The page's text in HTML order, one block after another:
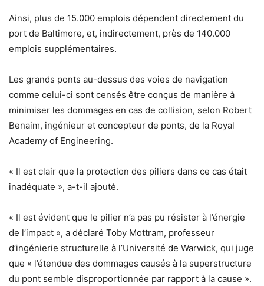
Ainsi, plus de 15.000 emplois dépendent directement du
port de Baltimore, et, indirectement, près de 140.000
emplois supplémentaires.
Les grands ponts au-dessus des voies de navigation
comme celui-ci sont censés être conçus de manière à
minimiser les dommages en cas de collision, selon Robert
Benaim, ingénieur et concepteur de ponts, de la Royal
Academy of Engineering.
« Il est clair que la protection des piliers dans ce cas était
inadéquate », a-t-il ajouté.
« Il est évident que le pilier n’a pas pu résister à l’énergie
de l’impact », a déclaré Toby Mottram, professeur
d’ingénierie structurelle à l’Université de Warwick, qui juge
que « l’étendue des dommages causés à la superstructure
du pont semble disproportionnée par rapport à la cause ».